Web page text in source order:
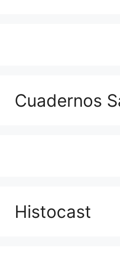
Cuadernos
Histocast